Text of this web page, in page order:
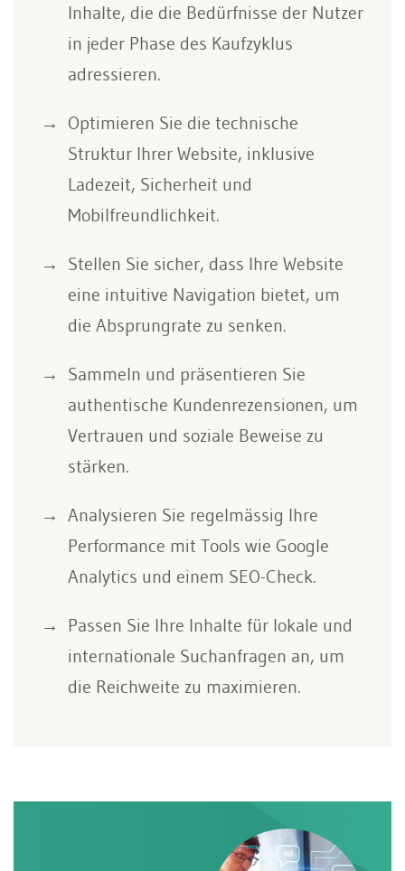
Inhalte, die die Bedürfnisse der Nutzer
in jeder Phase des Kaufzyklus
adressieren.
Optimieren Sie die technische
Struktur Ihrer Website, inklusive
Ladezeit, Sicherheit und
Mobilfreundlichkeit.
Stellen Sie sicher, dass Ihre Website
eine intuitive Navigation bietet, um
die Absprungrate zu senken.
Sammeln und präsentieren Sie
authentische Kundenrezensionen, um
Vertrauen und soziale Beweise zu
stärken.
Analysieren Sie regelmässig Ihre
Performance mit Tools wie Google
Analytics und einem SEO-Check.
Passen Sie Ihre Inhalte für lokale und
internationale Suchanfragen an, um
die Reichweite zu maximieren.